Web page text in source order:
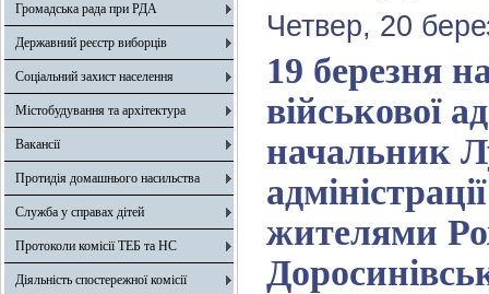
Громадська рада при РДА
Державний реєстр виборців
Соціальний захист населення
Містобудування та архітектура
Вакансії
Протидія домашнього насильства
Служба у справах дітей
Протоколи комісії ТЕБ та НС
Діяльність спостережної комісії
Четвер, 20
19 березня
військової
начальник
жителями